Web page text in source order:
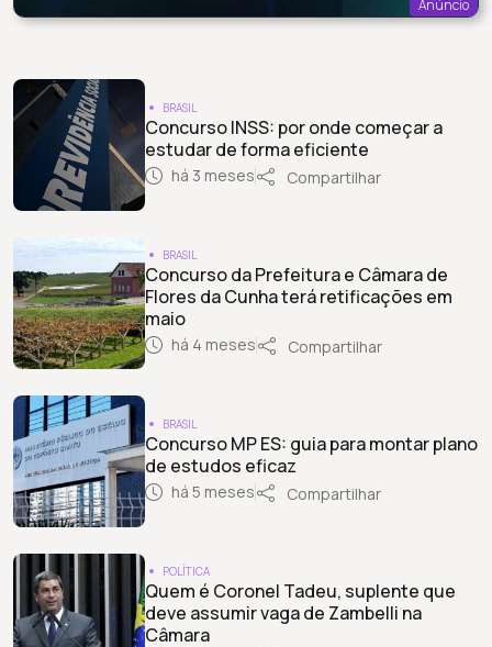
Anúncio
BRASIL
Concurso INSS: por onde começar a
estudar de forma eficiente
há 3 meses Compartilhar
BRASIL
Concurso da Prefeitura e Câmara de
Flores da Cunha terá retificações em
maio
há 4 meses Compartilhar
BRASIL
Concurso MP ES: guia para montar plano
de estudos eficaz
há 5 meses Compartilhar
POLÍTICA
Quem é Coronel Tadeu, suplente que
deve assumir vaga de Zambelli na
Câmara